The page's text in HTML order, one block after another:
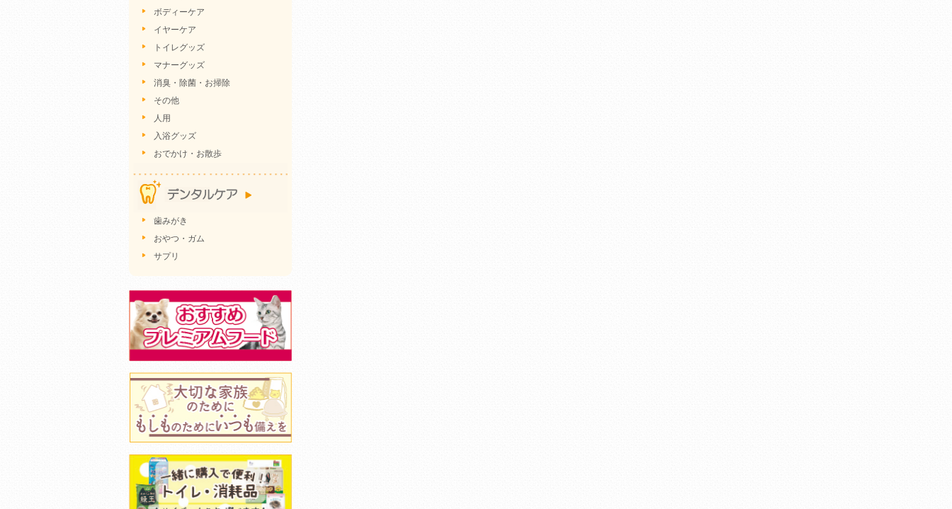
ボディーケア
イヤーケア
トイレグッズ
マナーグッズ
消臭・除菌・お掃除
その他
人用
入浴グッズ
おでかけ・お散歩
歯みがき
おやつ・ガム
サプリ